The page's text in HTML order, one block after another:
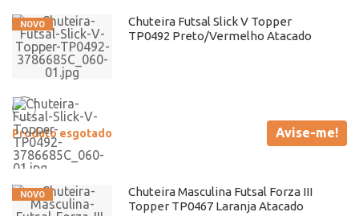
Chuteira Futsal Slick V Topper
TP0492 Preto/Vermelho Atacado
Produto esgotado Avise-me!
Chuteira Masculina Futsal Forza III
Topper TP0467 Laranja Atacado